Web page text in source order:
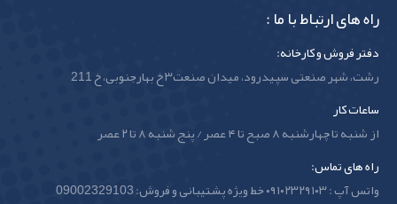
راه های ارتباط با ما :
دفتر فروش و کارخانه:
رشت، شهر صنعتی سپیدرود، میدان صنعت۳ خ بهارجنوبی، خ 211
ساعات کار
از شنبه تا چهارشنبه ۸ صبح تا ۴ عصر / پنج شنبه ۸ تا ۲ عصر
راه های تماس:
واتس آپ : ۰۹۱۰۲۳۲۹۱۰۳ خط ویژه پشتیبانی و فروش: 09002329103